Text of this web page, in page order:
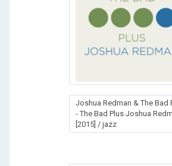
Joshua Redman & The Bad
- The Bad Plus Joshua
[2015] / jazz